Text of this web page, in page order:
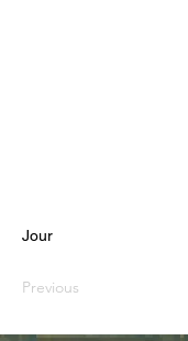
Jour
Previous